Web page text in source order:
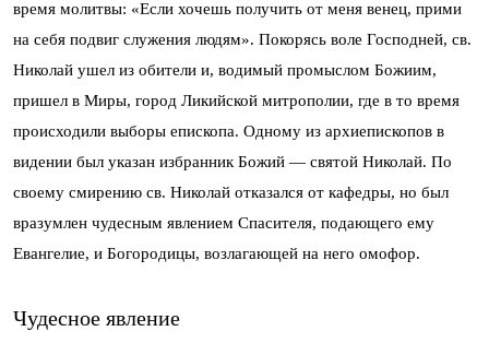
время молитвы: «Если хочешь получить от меня венец, прими
на себя подвиг служения людям». Покорясь воле Господней, св.
Николай ушел из обители и, водимый промыслом Божиим,
пришел в Миры, город Ликийской митрополии, где в то время
происходили выборы епископа. Одному из архиепископов в
видении был указан избранник Божий — святой Николай. По
своему смирению св. Николай отказался от кафедры, но был
вразумлен чудесным явлением Спасителя, подающего ему
Евангелие, и Богородицы, возлагающей на него омофор.
Чудесное явление